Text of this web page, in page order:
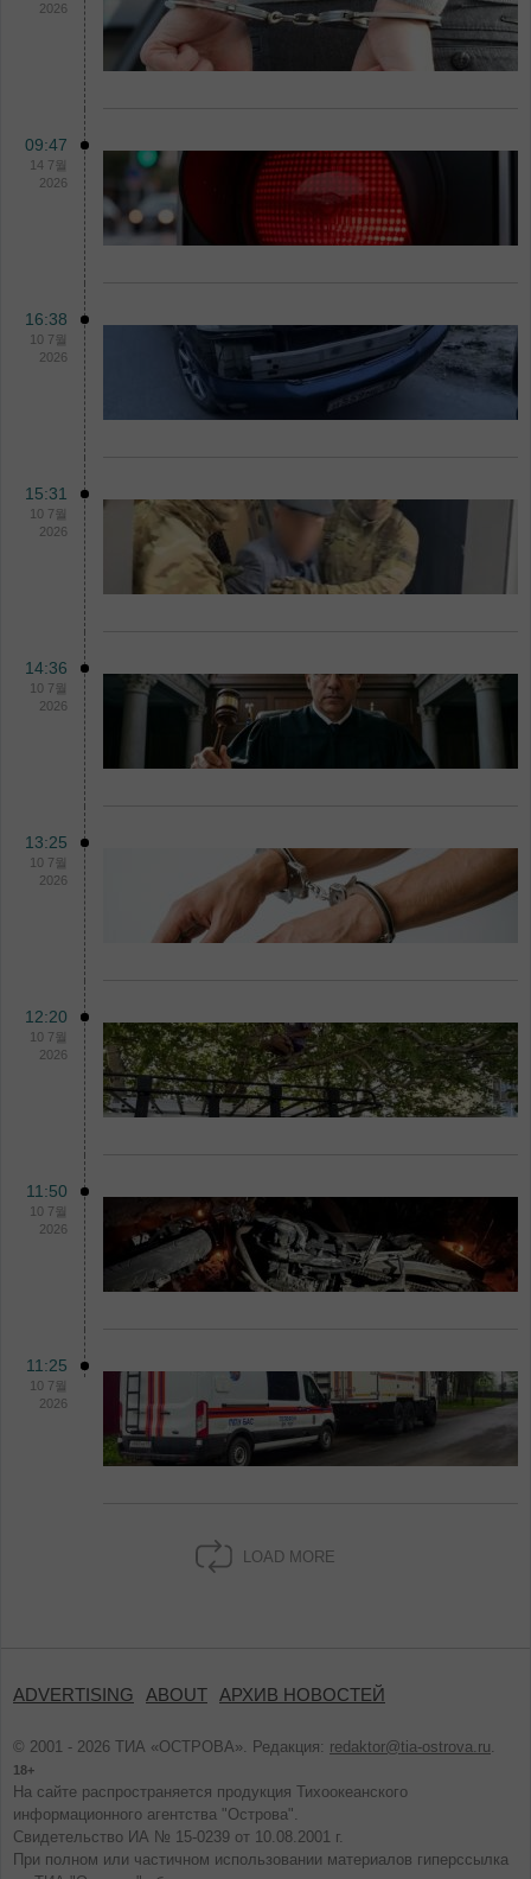
2026
09:47
14 7월
2026
16:38
10 7월
2026
15:31
10 7월
2026
14:36
10 7월
2026
13:25
10 7월
2026
12:20
10 7월
2026
11:50
10 7월
2026
11:25
10 7월
2026
LOAD MORE
ADVERTISING ABOUT АРХИВ НОВОСТЕЙ
© 2001 - 2026 ТИА «ОСТРОВА». Редакция: redaktor@tia-ostrova.ru.
18+
На сайте распространяется продукция Тихоокеанского
информационного агентства "Острова".
Свидетельство ИА № 15-0239 от 10.08.2001 г.
При полном или частичном использовании материалов гиперссылка